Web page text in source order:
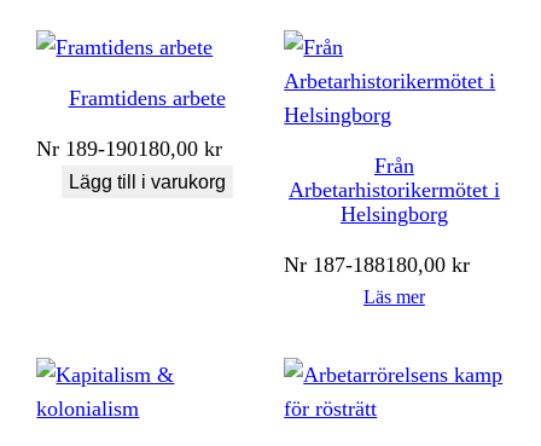
Framtidens arbete
Nr 189-190180,00kr
Lägg till i varukorg
Från
Arbetarhistorikermötet i
Helsingborg
Nr 187-188180,00kr
Läs mer